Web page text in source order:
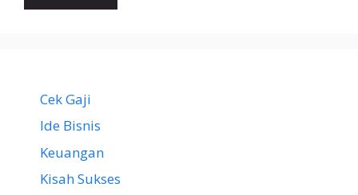
Cek Gaji
Ide Bisnis
Keuangan
Kisah Sukses